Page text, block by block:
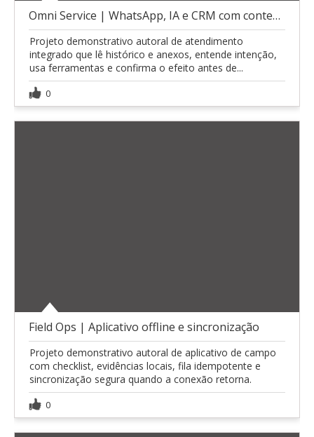
Omni Service | WhatsApp, IA e CRM com contexto
Projeto demonstrativo autoral de atendimento
integrado que lê histórico e anexos, entende intenção,
usa ferramentas e confirma o efeito antes de...
0
Field Ops | Aplicativo offline e sincronização
Projeto demonstrativo autoral de aplicativo de campo
com checklist, evidências locais, fila idempotente e
sincronização segura quando a conexão retorna.
0